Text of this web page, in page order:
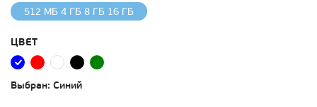
512 МБ 4 ГБ 8 ГБ 16 ГБ
ЦВЕТ
Выбран: Синий